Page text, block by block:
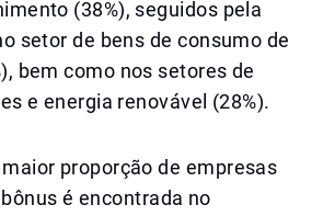
(38%), seguidos pela
setor de bens de consumo de
bem como nos setores de
e energia renovável (28%).
proporção de empresas
é encontrada no